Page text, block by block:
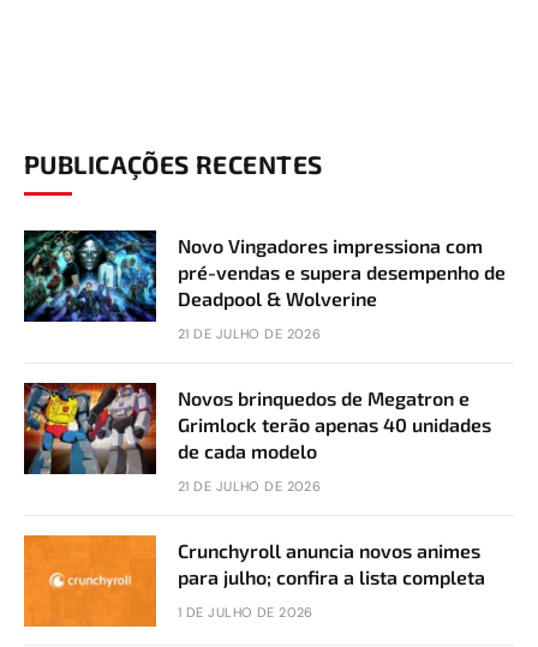
PUBLICAÇÕES RECENTES
Novo Vingadores impressiona com
pré-vendas e supera desempenho de
Deadpool & Wolverine
21 DE JULHO DE 2026
Novos brinquedos de Megatron e
Grimlock terão apenas 40 unidades
de cada modelo
21 DE JULHO DE 2026
Crunchyroll anuncia novos animes
para julho; confira a lista completa
1 DE JULHO DE 2026